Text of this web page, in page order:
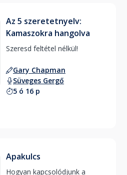
Az 5 szeretetnyelv:
Kamaszokra hangolva
Gary Chapman
Süveges Gergő
5 ó 16 p
Apakulcs
Hogyan kapcsolódjunk a